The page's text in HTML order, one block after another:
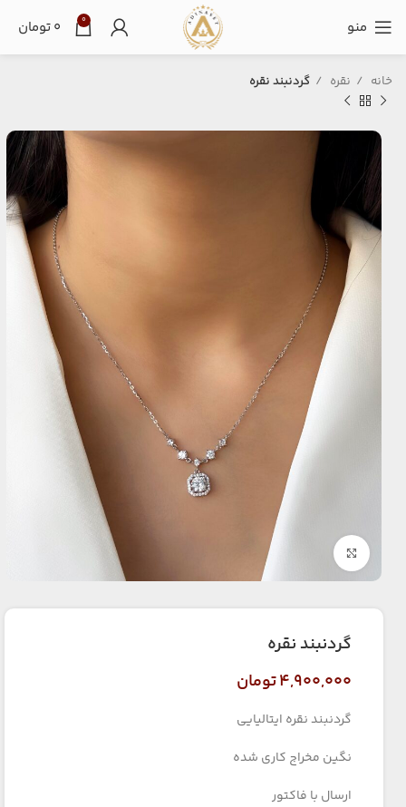
منو 0 ۰تومان
خانه نقره گردنبند نقره
بزرگنمایی تصویر
گردنبند نقره
۴,۹۰۰,۰۰۰تومان
گردنبند نقره ایتالیایی
نگین مخراج کاری شده
ارسال با فاکتور